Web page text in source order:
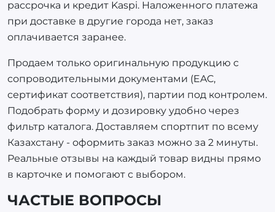
рассрочка и кредит Kaspi. Наложенного платежа
при доставке в другие города нет, заказ
оплачивается заранее.
Продаем только оригинальную продукцию с
сопроводительными документами (EAC,
сертификат соответствия), партии под контролем.
Подобрать форму и дозировку удобно через
фильтр каталога. Доставляем спортпит по всему
Казахстану - оформить заказ можно за 2 минуты.
Реальные отзывы на каждый товар видны прямо
в карточке и помогают с выбором.
ЧАСТЫЕ ВОПРОСЫ